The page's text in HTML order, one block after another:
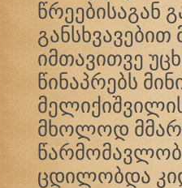
წრეებისაგან
იმთავითვე
წინაპრებს
მხოლოდ
ცდილობდა